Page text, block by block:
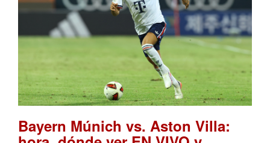
Bayern Múnich vs. Aston Villa: